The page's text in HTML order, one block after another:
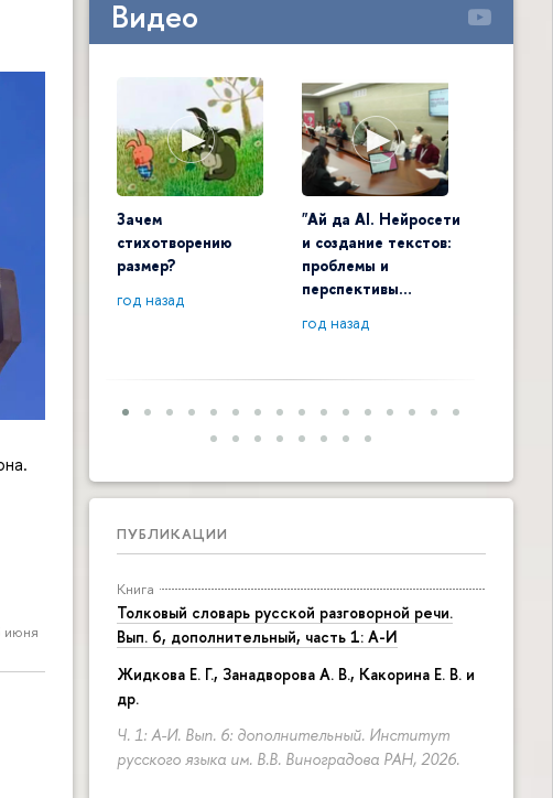
Видео
Зачем
стихотворению
размер?
год назад
"Ай да AI. Нейросети
и создание текстов:
проблемы и
перспективы…
год назад
ПУБЛИКАЦИИ
Книга
Толковый словарь русской разговорной речи.
Вып. 6, дополнительный, часть 1: А-И
Жидкова Е. Г., Занадворова А. В., Какорина Е. В. и
др.
Ч. 1: А-И. Вып. 6: дополнительный. Институт
русского языка им. В.В. Виноградова РАН, 2026.
июня